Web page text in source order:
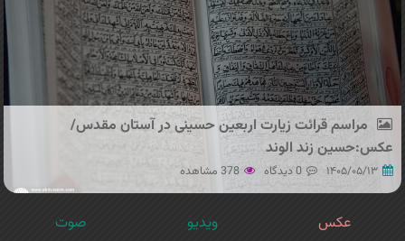
مراسم قرائت زیارت اربعین حسینی در آستان مقدس/
عکس:حسین زند الوند
۱۴۰۵/۰۵/۱۳ 0 دیدگاه 378 مشاهده
عکس ویدیو صوت